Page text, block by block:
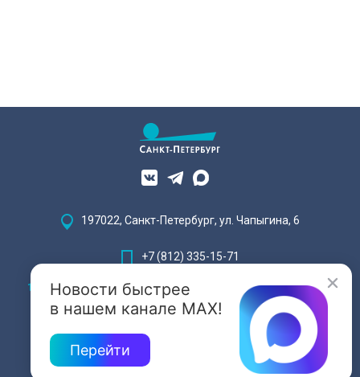
Новости быстрее
в нашем канале MAX!
Перейти
197022, Санкт-Петербург, ул. Чапыгина, 6
+7 (812) 335-15-71
Внимание! Отдельные видеоматериалы, размещенные на настоящем
сайте, могут содержать информацию, предназначенную для лиц,
достигших 18 лет.